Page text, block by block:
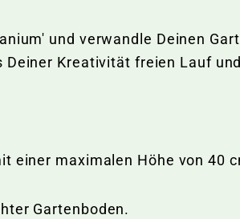
und verwandle Deinen
Deiner Kreativität freien Lauf
einer maximalen Höhe von 40
Gartenboden.